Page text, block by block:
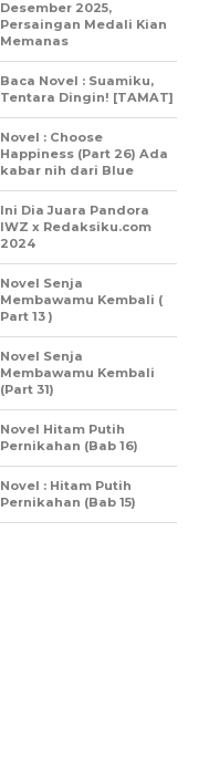
Desember 2025,
Persaingan Medali Kian
Memanas
Baca Novel : Suamiku,
Tentara Dingin! [TAMAT]
Novel : Choose
Happiness (Part 26) Ada
kabar nih dari Blue
Ini Dia Juara Pandora
IWZ x Redaksiku.com
2024
Novel Senja
Membawamu Kembali (
Part 13 )
Novel Senja
Membawamu Kembali
(Part 31)
Novel Hitam Putih
Pernikahan (Bab 16)
Novel : Hitam Putih
Pernikahan (Bab 15)